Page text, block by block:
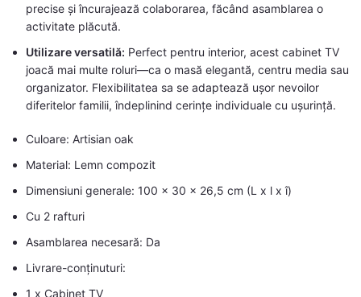
precise și încurajează colaborarea, făcând asamblarea o
activitate plăcută.
Utilizare versatilă: Perfect pentru interior, acest cabinet TV
joacă mai multe roluri—ca o masă elegantă, centru media sau
organizator. Flexibilitatea sa se adaptează ușor nevoilor
diferitelor familii, îndeplinind cerințe individuale cu ușurință.
Culoare: Artisian oak
Material: Lemn compozit
Dimensiuni generale: 100 x 30 x 26,5 cm (L x l x î)
Cu 2 rafturi
Asamblarea necesară: Da
Livrare-conținuturi:
1 x Cabinet TV